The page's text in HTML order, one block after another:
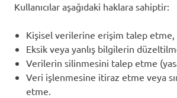
Kullanıcılar aşağıdaki haklara sahiptir:
Kişisel verilerine erişim talep etme,
Eksik veya yanlış bilgilerin
Verilerin silinmesini talep etme
Veri işlenmesine itiraz etme veya
etme.